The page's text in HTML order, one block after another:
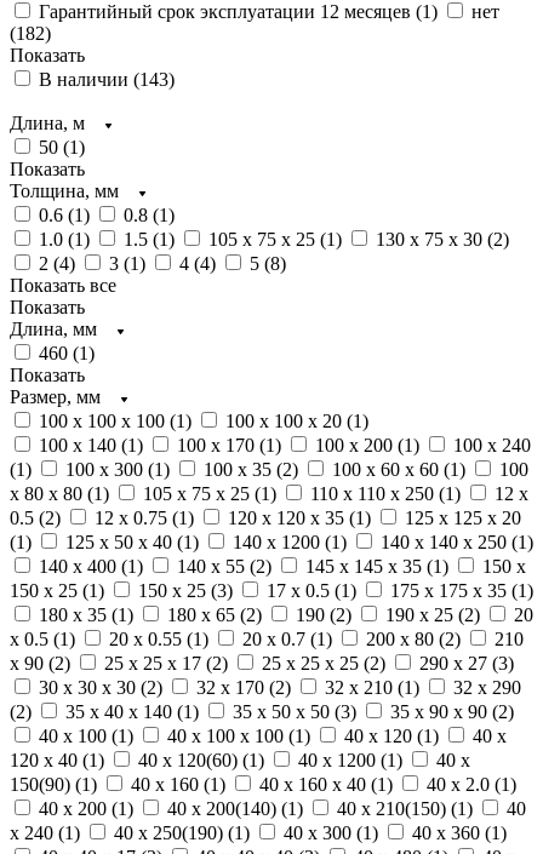
Гарантийный срок эксплуатации 12 месяцев (1)
нет
(182)
Показать
В наличии (143)
Длина, м
50 (1)
Показать
Толщина, мм
0.6 (1) 0.8 (1)
1.0 (1) 1.5 (1) 105 х 75 х 25 (1) 130 х 75 х 30 (2)
2 (4) 3 (1) 4 (4) 5 (8)
Показать все
Показать
Длина, мм
460 (1)
Показать
Размер, мм
100 х 100 х 100 (1) 100 х 100 х 20 (1)
100 х 140 (1) 100 х 170 (1) 100 х 200 (1)
100 х 240
(1) 100 х 300 (1) 100 х 35 (2) 100 х 60 х 60 (1)
100
х 80 х 80 (1) 105 х 75 х 25 (1) 110 х 110 х 250 (1)
12 х
0.5 (2) 12 х 0.75 (1) 120 х 120 х 35 (1)
125 х 125 х 20
(1) 125 х 50 х 40 (1) 140 х 1200 (1) 140 х 140 х 250 (1)
140 х 400 (1) 140 х 55 (2) 145 х 145 х 35 (1)
150 х
150 х 25 (1) 150 х 25 (3) 17 х 0.5 (1) 175 х 175 х 35 (1)
180 х 35 (1) 180 х 65 (2) 190 (2) 190 х 25 (2)
20
х 0.5 (1) 20 х 0.55 (1) 20 х 0.7 (1) 200 х 80 (2)
210
х 90 (2) 25 х 25 х 17 (2) 25 х 25 х 25 (2) 290 х 27 (3)
30 х 30 х 30 (2) 32 х 170 (2) 32 х 210 (1)
32 х 290
(2) 35 х 40 х 140 (1) 35 х 50 х 50 (3) 35 х 90 х 90 (2)
40 х 100 (1) 40 х 100 х 100 (1) 40 х 120 (1)
40 х
120 х 40 (1) 40 х 120(60) (1) 40 х 1200 (1)
40 х
150(90) (1) 40 х 160 (1) 40 х 160 х 40 (1) 40 х 2.0 (1)
40 х 200 (1) 40 х 200(140) (1) 40 х 210(150) (1)
40
х 240 (1) 40 х 250(190) (1) 40 х 300 (1) 40 х 360 (1)